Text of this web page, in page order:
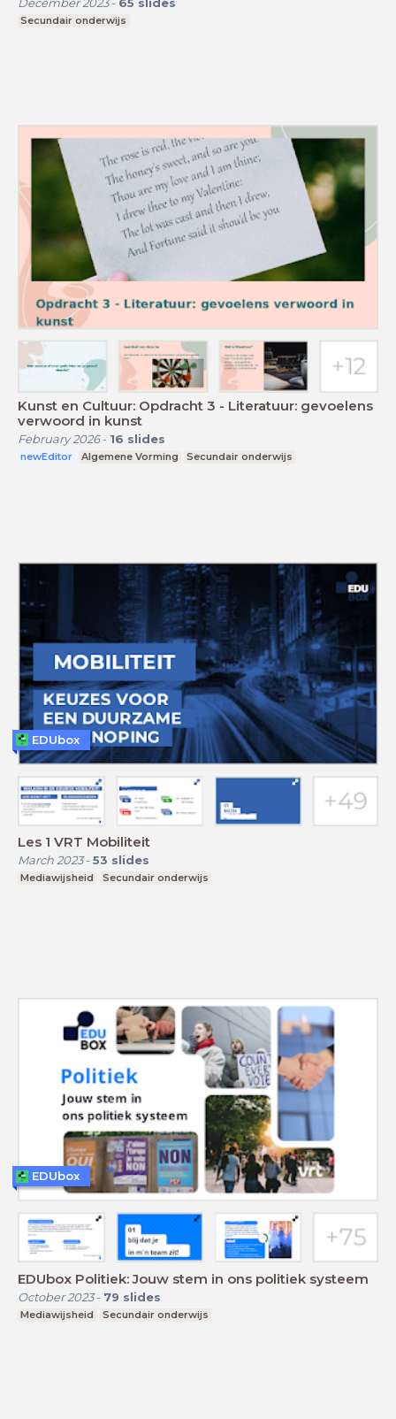
Secundair onderwijs
Kunst en Cultuur: Opdracht 3 - Literatuur: gevoelens
verwoord in kunst
February 2026- 16 slides
newEditor Algemene Vorming Secundair onderwijs
Les 1 VRT Mobiliteit
March 2023- 53 slides
Mediawijsheid Secundair onderwijs
EDUbox
EDUbox Politiek: Jouw stem in ons politiek systeem
October 2023- 79 slides
Mediawijsheid Secundair onderwijs
EDUbox